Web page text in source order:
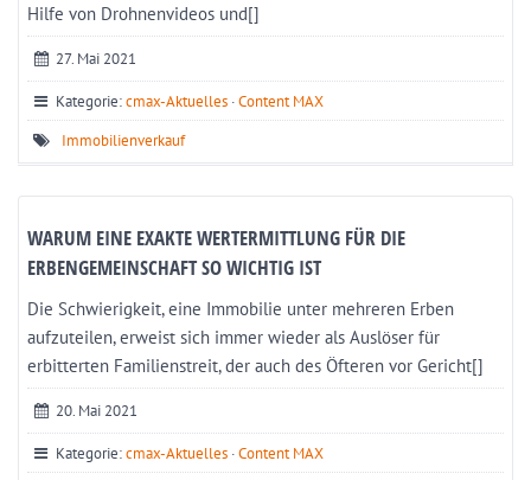
Hilfe von Drohnenvideos und[]
27. Mai 2021
Kategorie:cmax-Aktuelles ·Content MAX
Immobilienverkauf
WARUM EINE EXAKTE WERTERMITTLUNG FÜR DIE
ERBENGEMEINSCHAFT SO WICHTIG IST
Die Schwierigkeit, eine Immobilie unter mehreren Erben
aufzuteilen, erweist sich immer wieder als Auslöser für
erbitterten Familienstreit, der auch des Öfteren vor Gericht[]
20. Mai 2021
Kategorie:cmax-Aktuelles ·Content MAX